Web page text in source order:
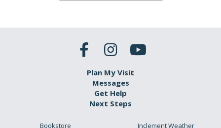
Plan My Visit
Messages
Get Help
Next Steps
Bookstore Inclement Weather